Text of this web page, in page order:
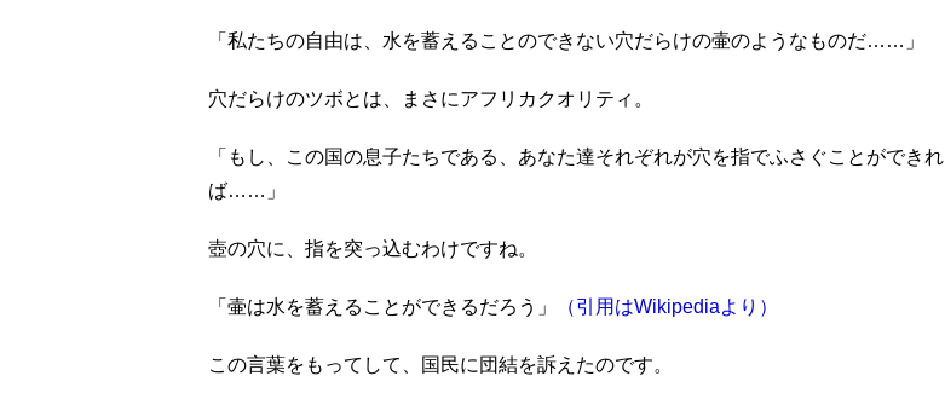
「私たちの自由は、水を蓄えることのできない穴だらけの壷のようなものだ……」
穴だらけのツボとは、まさにアフリカクオリティ。
「もし、この国の息子たちである、あなた達それぞれが穴を指でふさぐことができれ
ば……」
壺の穴に、指を突っ込むわけですね。
「壷は水を蓄えることができるだろう」 （引用はWikipediaより ）
この言葉をもってして、国民に団結を訴えたのです。